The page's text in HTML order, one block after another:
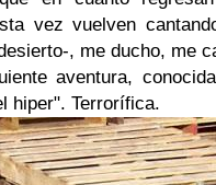
vez vuelven
, me ducho, me
aventura,
hiper". Terrorífica.